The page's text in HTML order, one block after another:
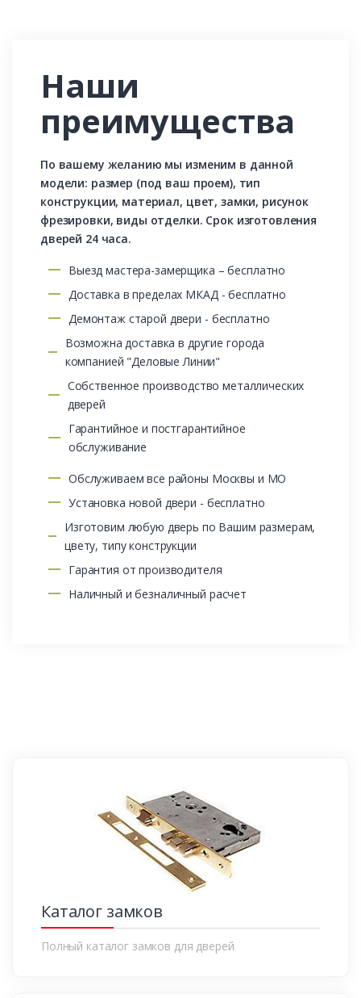
Наши
преимущества
По вашему желанию мы изменим в данной
модели: размер (под ваш проем), тип
конструкции, материал, цвет, замки, рисунок
фрезировки, виды отделки. Срок изготовления
дверей 24 часа.
Выезд мастера-замерщика – бесплатно
Доставка в пределах МКАД - бесплатно
Демонтаж старой двери - бесплатно
Возможна доставка в другие города
компанией "Деловые Линии"
Собственное производство металлических
дверей
Гарантийное и постгарантийное
обслуживание
Обслуживаем все районы Москвы и МО
Установка новой двери - бесплатно
Изготовим любую дверь по Вашим размерам,
цвету, типу конструкции
Гарантия от производителя
Наличный и безналичный расчет
Каталог замков
Полный каталог замков для дверей